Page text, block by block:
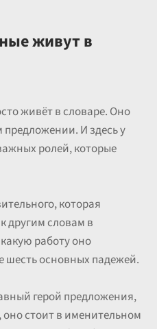
живут в
живёт в словаре. Оно
И здесь у
ролей, которые
которая
другим словам в
работу оно
шесть основных падежей.
герой предложения,
оно стоит в именительном